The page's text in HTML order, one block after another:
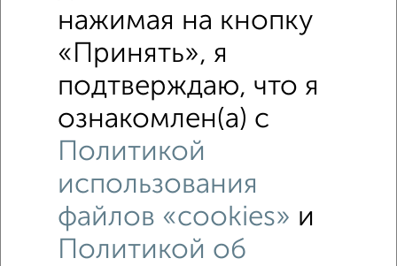
Участок 4 сот., садоводство, в черте города
410 000₽ 1 100₽за сотку
Дёмский район, Крайняя 144
Собственник, 24.01.2021
нажимая на кнопку
«Принять», я
подтверждаю, что я
ознакомлен(а) с
Политикой
использования
файлов «cookies» и
Политикой об